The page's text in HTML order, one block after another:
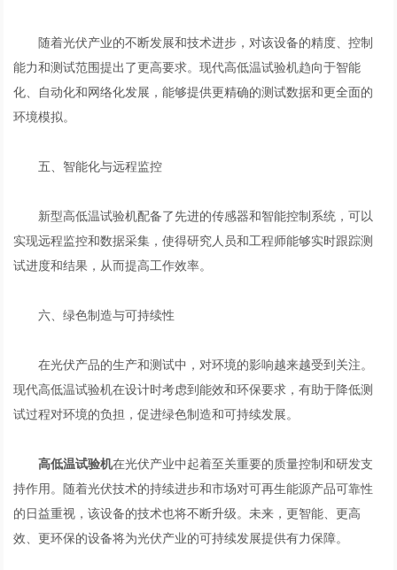
随着光伏产业的不断发展和技术进步，对该设备的精度、控制
能力和测试范围提出了更高要求。现代高低温试验机趋向于智能
化、自动化和网络化发展，能够提供更精确的测试数据和更全面的
环境模拟。
五、智能化与远程监控
新型高低温试验机配备了先进的传感器和智能控制系统，可以
实现远程监控和数据采集，使得研究人员和工程师能够实时跟踪测
试进度和结果，从而提高工作效率。
六、绿色制造与可持续性
在光伏产品的生产和测试中，对环境的影响越来越受到关注。
现代高低温试验机在设计时考虑到能效和环保要求，有助于降低测
试过程对环境的负担，促进绿色制造和可持续发展。
高低温试验机在光伏产业中起着至关重要的质量控制和研发支
持作用。随着光伏技术的持续进步和市场对可再生能源产品可靠性
的日益重视，该设备的技术也将不断升级。未来，更智能、更高
效、更环保的设备将为光伏产业的可持续发展提供有力保障。